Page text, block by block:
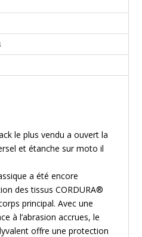
le plus vendu a ouvert la
et étanche sur moto il
a été encore
des tissus CORDURA®
principal. Avec une
à l’abrasion accrues, le
offre une protection